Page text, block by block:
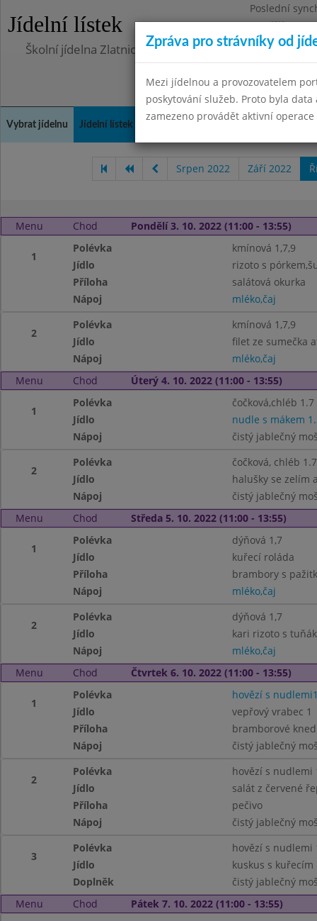
Jídelní lístek
Poslední
Pondělí
Školní jídelna Zlatnická
Vybrat jídelnu Jídelní lístek Kontakty a informace
Srpen 2022 Září 2022
Menu Chod Pondělí 3. 10. 2022 (11:00 - 13:55)
1
Polévka
kmínová 1,7,9
Jídlo
rizoto s
Příloha
salátová okurka
Nápoj
mléko,čaj
2
Polévka
kmínová 1,7,9
Jídlo
filet ze sumečka
Nápoj
mléko,čaj
Menu
Chod Úterý 4. 10. 2022 (11:00 - 13:55)
1
Polévka
čočková,chléb 1.7
Jídlo
nudle s mákem
Nápoj
čistý jablečný
2
Polévka
čočková, chléb 1.7
Jídlo
halušky se zelím
Nápoj
čistý jablečný
Menu
Chod Středa 5. 10. 2022 (11:00 - 13:55)
1
Polévka
dýňová 1,7
Jídlo
kuřecí roláda
Příloha
brambory s
Nápoj
mléko,čaj
2
Polévka
dýňová 1,7
Jídlo
kari rizoto s
Nápoj
mléko,čaj
Menu
Chod Čtvrtek 6. 10. 2022 (11:00 - 13:55)
1
Polévka
hovězí s
Jídlo
vepřový vrabec 1
Příloha
bramborové
Nápoj
čistý jablečný
2
Polévka
hovězí s nudlemi
Jídlo
salát z červené
Příloha
pečivo
Nápoj
čistý jablečný
3
Polévka
hovězí s nudlemi
Jídlo
kuskus s
Doplněk
čistý jablečný
Menu
Chod Pátek 7. 10. 2022 (11:00 - 13:55)
Zpráva pro strávníky od
Mezi jídelnou a provozovatelem
poskytování služeb. Proto byla
zamezeno provádět aktivní